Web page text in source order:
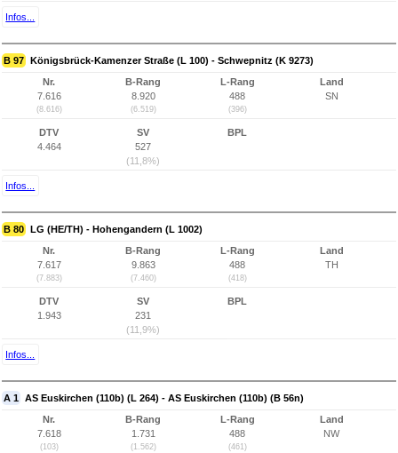
Infos...
B 97 Königsbrück-Kamenzer Straße (L 100) - Schwepnitz (K 9273)
Nr.
7.616
(8.616)
B-Rang
8.920
(6.519)
L-Rang
488
(396)
Land
SN
DTV
4.464
SV
527
(11,8%)
BPL
Infos...
B 80 LG (HE/TH) - Hohengandern (L 1002)
Nr.
7.617
(7.883)
B-Rang
9.863
(7.460)
L-Rang
488
(418)
Land
TH
DTV
1.943
SV
231
(11,9%)
BPL
Infos...
A 1 AS Euskirchen (110b) (L 264) - AS Euskirchen (110b) (B 56n)
Nr.
7.618
(103)
B-Rang
1.731
(1.562)
L-Rang
488
(461)
Land
NW